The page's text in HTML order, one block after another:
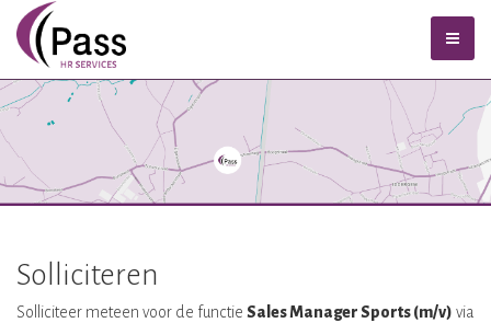
Solliciteren
Solliciteer meteen voor de functie Sales Manager Sports (m/v) via